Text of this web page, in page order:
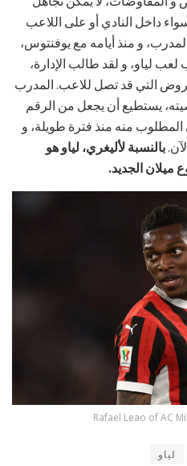
داخل النادي أو على اللاعب
و منذ أيامه مع يوفنتوس،
لعب لياو، و لقد طالب الإدارة،
التي قد تصل للاعب. المدرب
يستطيع أن يجعل من الرقم
المطلوب منه منذ فترة طويلة، و
بالنسبة لأليغري، لياو هو
الجديد.
Rafael Leao of AC
لياو